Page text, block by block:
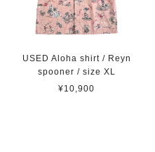
USED Aloha shirt / Reyn
spooner / size XL
¥10,900